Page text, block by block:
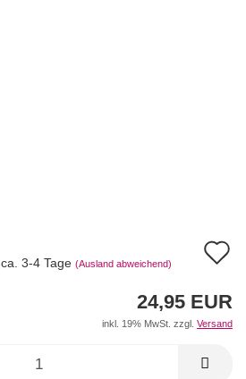
ca. 3-4 Tage (Ausland abweichend)
24,95 EUR
inkl. 19% MwSt. zzgl. Versand